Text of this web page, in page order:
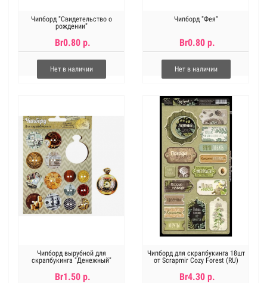
Чипборд "Свидетельство о
рождении"
Br0.80 р.
Нет в наличии
Чипборд "Фея"
Br0.80 р.
Нет в наличии
Чипборд вырубной для
скрапбукинга "Денежный"
Br1.50 р.
Чипборд для скрапбукинга 18шт
от Scrapmir Cozy Forest (RU)
Br4.30 р.